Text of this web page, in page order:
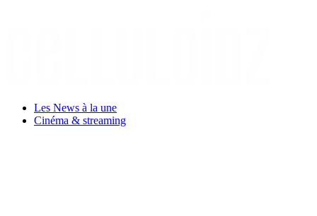
Les News à la une
Cinéma & streaming